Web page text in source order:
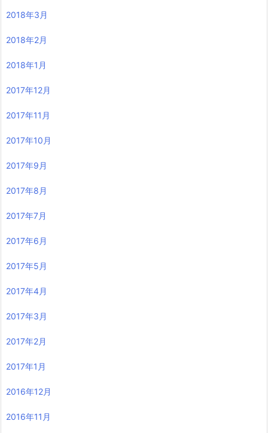
2018年3月
2018年2月
2018年1月
2017年12月
2017年11月
2017年10月
2017年9月
2017年8月
2017年7月
2017年6月
2017年5月
2017年4月
2017年3月
2017年2月
2017年1月
2016年12月
2016年11月